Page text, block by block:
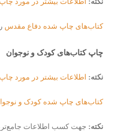
کتاب‌های چاپ شده دفاع مقدس
چاپ کتاب‌های کودک و نوجوان
نکته: اطلاعات بیشتر در مورد
کتاب‌های چاپ شده کودک و
نکته: جهت کسب اطلاعات